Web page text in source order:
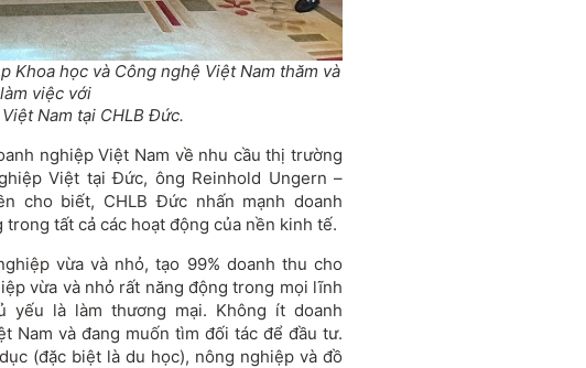
Khoa học và Công nghệ Việt Nam thăm và
làm việc với
Nam tại CHLB Đức.
nghiệp Việt Nam về nhu cầu thị trường
Việt tại Đức, ông Reinhold Ungern –
cho biết, CHLB Đức nhấn mạnh doanh
tất cả các hoạt động của nền kinh tế.
vừa và nhỏ, tạo 99% doanh thu cho
vừa và nhỏ rất năng động trong mọi lĩnh
yếu là làm thương mại. Không ít doanh
Nam và đang muốn tìm đối tác để đầu tư.
(đặc biệt là du học), nông nghiệp và đồ